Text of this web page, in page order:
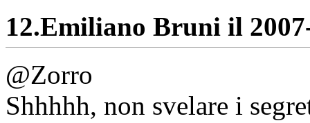
12.Emiliano Bruni il
@Zorro
Shhhhh, non svelare i